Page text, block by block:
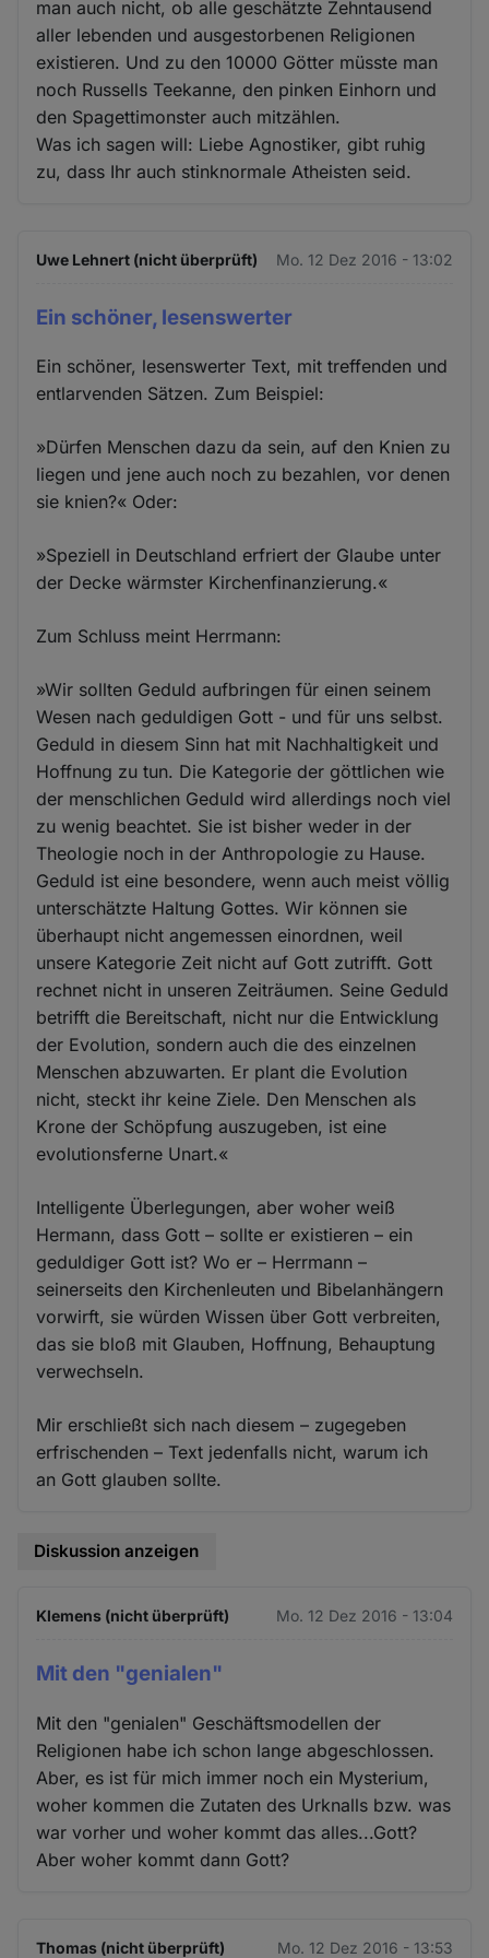
man auch nicht, ob alle geschätzte Zehntausend
aller lebenden und ausgestorbenen Religionen
existieren. Und zu den 10000 Götter müsste man
noch Russells Teekanne, den pinken Einhorn und
den Spagettimonster auch mitzählen.
Was ich sagen will: Liebe Agnostiker, gibt ruhig
zu, dass Ihr auch stinknormale Atheisten seid.
Uwe Lehnert (nicht überprüft) Mo. 12 Dez 2016 - 13:02
Ein schöner, lesenswerter
Ein schöner, lesenswerter Text, mit treffenden und
entlarvenden Sätzen. Zum Beispiel:
»Dürfen Menschen dazu da sein, auf den Knien zu
liegen und jene auch noch zu bezahlen, vor denen
sie knien?« Oder:
»Speziell in Deutschland erfriert der Glaube unter
der Decke wärmster Kirchenfinanzierung.«
Zum Schluss meint Herrmann:
»Wir sollten Geduld aufbringen für einen seinem
Wesen nach geduldigen Gott - und für uns selbst.
Geduld in diesem Sinn hat mit Nachhaltigkeit und
Hoffnung zu tun. Die Kategorie der göttlichen wie
der menschlichen Geduld wird allerdings noch viel
zu wenig beachtet. Sie ist bisher weder in der
Theologie noch in der Anthropologie zu Hause.
Geduld ist eine besondere, wenn auch meist völlig
unterschätzte Haltung Gottes. Wir können sie
überhaupt nicht angemessen einordnen, weil
unsere Kategorie Zeit nicht auf Gott zutrifft. Gott
rechnet nicht in unseren Zeiträumen. Seine Geduld
betrifft die Bereitschaft, nicht nur die Entwicklung
der Evolution, sondern auch die des einzelnen
Menschen abzuwarten. Er plant die Evolution
nicht, steckt ihr keine Ziele. Den Menschen als
Krone der Schöpfung auszugeben, ist eine
evolutionsferne Unart.«
Intelligente Überlegungen, aber woher weiß
Hermann, dass Gott – sollte er existieren – ein
geduldiger Gott ist? Wo er – Herrmann –
seinerseits den Kirchenleuten und Bibelanhängern
vorwirft, sie würden Wissen über Gott verbreiten,
das sie bloß mit Glauben, Hoffnung, Behauptung
verwechseln.
Mir erschließt sich nach diesem – zugegeben
erfrischenden – Text jedenfalls nicht, warum ich
an Gott glauben sollte.
Diskussion anzeigen
Klemens (nicht überprüft) Mo. 12 Dez 2016 - 13:04
Mit den "genialen"
Mit den "genialen" Geschäftsmodellen der
Religionen habe ich schon lange abgeschlossen.
Aber, es ist für mich immer noch ein Mysterium,
woher kommen die Zutaten des Urknalls bzw. was
war vorher und woher kommt das alles...Gott?
Aber woher kommt dann Gott?
Thomas (nicht überprüft) Mo. 12 Dez 2016 - 13:53